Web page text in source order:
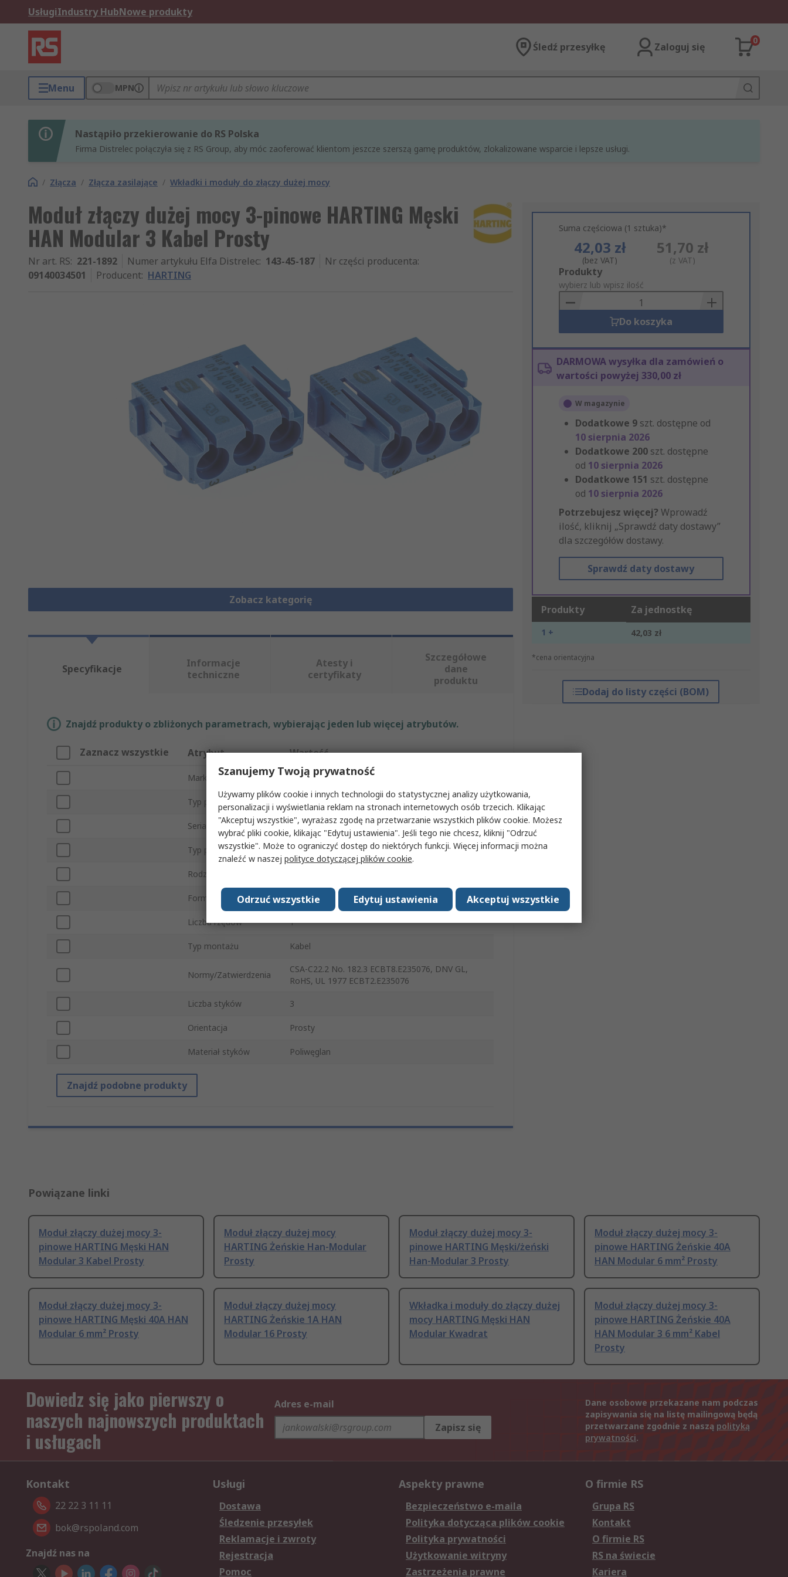
UsługiIndustry HubNowe produkty
Śledź przesyłkę Zaloguj się
0
Menu MPN
Nastąpiło przekierowanie do RS Polska
Firma Distrelec połączyła się z RS Group, aby móc zaoferować klientom jeszcze szerszą gamę produktów, zlokalizowane wsparcie i lepsze usługi.
/ Złącza / Złącza zasilające / Wkładki i moduły do złączy dużej mocy
Moduł złączy dużej mocy 3-pinowe HARTING Męski
HAN Modular 3 Kabel Prosty
Nr art. RS: 221-1892 Numer artykułu Elfa Distrelec: 143-45-187 Nr części producenta:
09140034501
Producent: HARTING
Zobacz kategorię
Suma częściowa (1 sztuka)*
42,03 zł
(bez VAT)
51,70 zł
(z VAT)
Add
to
Basket
Produkty
wybierz lub wpisz ilość
Do koszyka
DARMOWA wysyłka dla zamówień o
wartości powyżej 330,00 zł
W magazynie
Dodatkowe 9 szt. dostępne od
10 sierpnia 2026
Dodatkowe 200 szt. dostępne
od 10 sierpnia 2026
Dodatkowe 151 szt. dostępne
od 10 sierpnia 2026
Potrzebujesz więcej? Wprowadź
ilość, kliknij „Sprawdź daty dostawy”
dla szczegółów dostawy.
Sprawdź daty dostawy
Produkty Za jednostkę
1 + 42,03 zł
*cena orientacyjna
Dodaj do listy części (BOM)
Specyfikacje
Informacje
techniczne
Atesty i
certyfikaty
Szczegółowe
dane
produktu
Znajdź produkty o zbliżonych parametrach, wybierając jeden lub więcej atrybutów.
Zaznacz wszystkie Atrybut Wartość
Marka HARTING
Typ produktu Moduł złączy dużej mocy
Seria HAN Modular
Typ podrzędny Moduł złącza
Rodzaj Konektora
Format styku 3
Liczba rzędów 1
Typ montażu Kabel
Normy/Zatwierdzenia
CSA-C22.2 No. 182.3 ECBT8.E235076, DNV GL,
RoHS, UL 1977 ECBT2.E235076
Liczba styków 3
Orientacja Prosty
Materiał styków Poliwęglan
Znajdź podobne produkty
Powiązane linki
Moduł złączy dużej mocy 3-
pinowe HARTING Męski HAN
Modular 3 Kabel Prosty
Moduł złączy dużej mocy
HARTING Żeńskie Han-Modular
Prosty
Moduł złączy dużej mocy 3-
pinowe HARTING Męski/żeński
Han-Modular 3 Prosty
Moduł złączy dużej mocy 3-
pinowe HARTING Żeńskie 40A
HAN Modular 6 mm² Prosty
Moduł złączy dużej mocy 3-
pinowe HARTING Męski 40A HAN
Modular 6 mm² Prosty
Moduł złączy dużej mocy
HARTING Żeńskie 1A HAN
Modular 16 Prosty
Wkładka i moduły do złączy dużej
mocy HARTING Męski HAN
Modular Kwadrat
Moduł złączy dużej mocy 3-
pinowe HARTING Żeńskie 40A
HAN Modular 3 6 mm² Kabel
Prosty
Dowiedz się jako pierwszy o
naszych najnowszych produktach
i usługach
Adres e-mail
Zapisz się
Dane osobowe przekazane nam podczas
zapisywania się na listę mailingową będą
przetwarzane zgodnie z naszą polityką
prywatności.
Kontakt
22 22 3 11 11
bok@rspoland.com
Znajdź nas na
Usługi
Dostawa
Śledzenie przesyłek
Reklamacje i zwroty
Rejestracja
Pomoc
Aspekty prawne
Bezpieczeństwo e-maila
Polityka dotycząca plików cookie
Polityka prywatności
Użytkowanie witryny
Zastrzeżenia prawne
O firmie RS
Grupa RS
Kontakt
O firmie RS
RS na świecie
Kariera
Szanujemy Twoją prywatność
Używamy plików cookie i innych technologii do statystycznej analizy użytkowania,
personalizacji i wyświetlania reklam na stronach internetowych osób trzecich. Klikając
"Akceptuj wszystkie", wyrażasz zgodę na przetwarzanie wszystkich plików cookie. Możesz
wybrać pliki cookie, klikając "Edytuj ustawienia". Jeśli tego nie chcesz, kliknij "Odrzuć
wszystkie". Może to ograniczyć dostęp do niektórych funkcji. Więcej informacji można
znaleźć w naszej polityce dotyczącej plików cookie.
Akceptuj wszystkie
Edytuj ustawienia
Odrzuć wszystkie